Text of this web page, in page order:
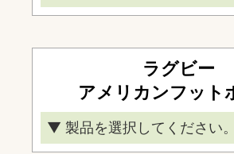
サッカーゴール移動式
フットサルゴール
ハンドボールゴール
ミニサッカーゴール
ラグビー
アメリカンフット
▼ 製品を選択してください。